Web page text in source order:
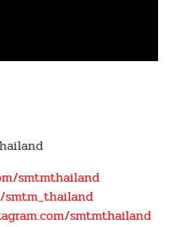
smtmthailand
smtmthailand